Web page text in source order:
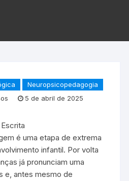
Neuropsicopedagogia
5 de abril de 2025
é uma etapa de extrema
infantil. Por volta
já pronunciam uma
e, antes mesmo de